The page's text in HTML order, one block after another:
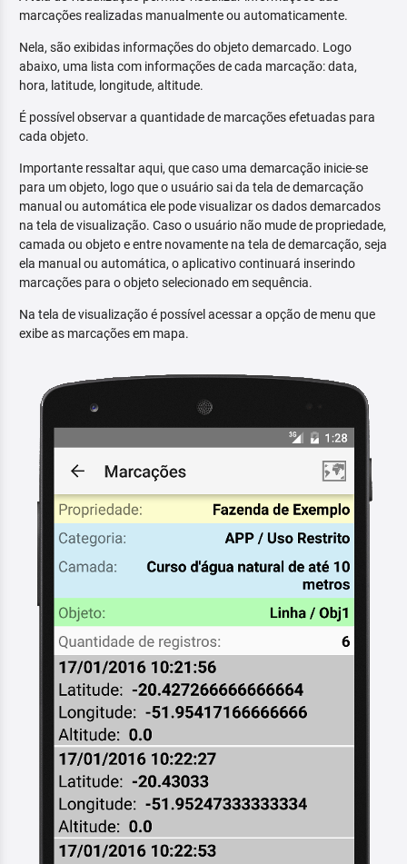
marcações realizadas manualmente ou automaticamente.
Nela, são exibidas informações do objeto demarcado. Logo
abaixo, uma lista com informações de cada marcação: data,
hora, latitude, longitude, altitude.
É possível observar a quantidade de marcações efetuadas para
cada objeto.
Importante ressaltar aqui, que caso uma demarcação inicie-se
para um objeto, logo que o usuário sai da tela de demarcação
manual ou automática ele pode visualizar os dados demarcados
na tela de visualização. Caso o usuário não mude de propriedade,
camada ou objeto e entre novamente na tela de demarcação, seja
ela manual ou automática, o aplicativo continuará inserindo
marcações para o objeto selecionado em sequência.
Na tela de visualização é possível acessar a opção de menu que
exibe as marcações em mapa.